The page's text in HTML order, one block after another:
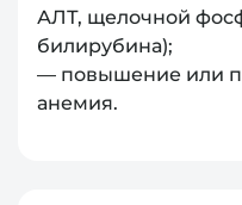
АЛТ, щелочной
билирубина);
— повышение или
анемия.